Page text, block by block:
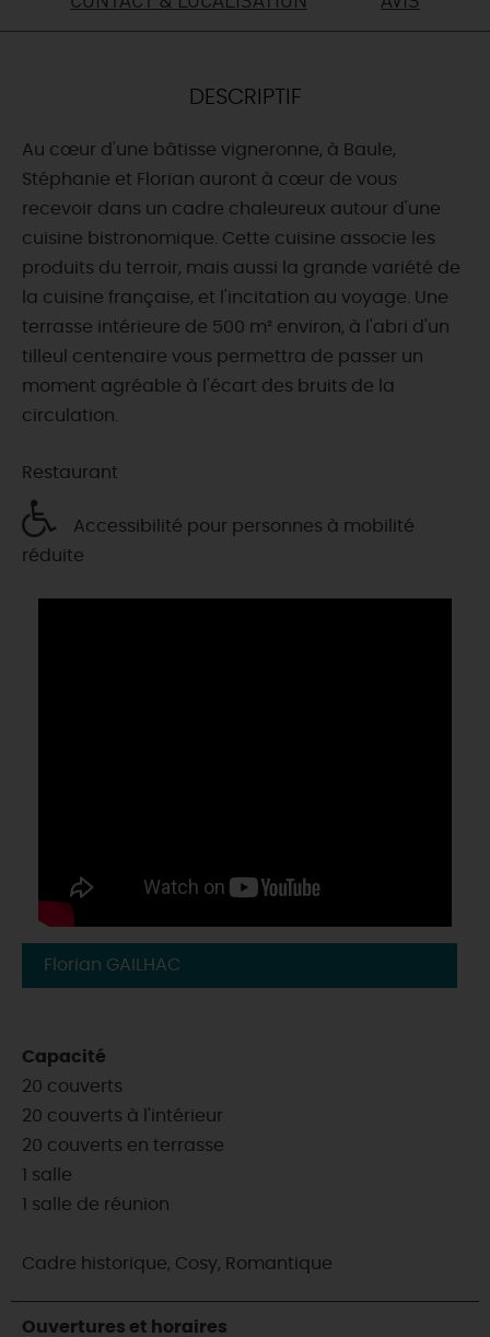
CETTE SEMAINE
TOUT L'AGENDA
DESCRIPTIF
Au cœur d'une bâtisse vigneronne, à Baule,
Stéphanie et Florian auront à cœur de vous
recevoir dans un cadre chaleureux autour d'une
cuisine bistronomique. Cette cuisine associe les
produits du terroir, mais aussi la grande variété de
la cuisine française, et l'incitation au voyage. Une
terrasse intérieure de 500 m² environ, à l'abri d'un
tilleul centenaire vous permettra de passer un
moment agréable à l'écart des bruits de la
circulation.
Restaurant
Accessibilité pour personnes à mobilité
réduite
Florian GAILHAC
Capacité
20 couverts
20 couverts à l'intérieur
20 couverts en terrasse
1 salle
1 salle de réunion
Cadre historique, Cosy, Romantique
Ouvertures et horaires